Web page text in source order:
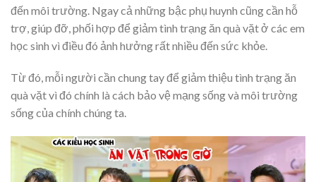
đến môi trường. Ngay cả những bậc phụ huynh cũng cần hỗ
trợ, giúp đỡ, phối hợp để giảm tình trạng ăn quà vặt ở các em
học sinh vì điều đó ảnh hưởng rất nhiều đến sức khỏe.
Từ đó, mỗi người cần chung tay để giảm thiệu tình trạng ăn
quà vặt vì đó chính là cách bảo vệ mạng sống và môi trường
sống của chính chúng ta.